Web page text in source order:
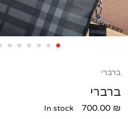
ברברי
ברברי
700.00 ₪
In stock